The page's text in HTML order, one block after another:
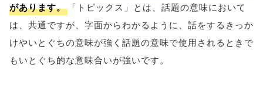
があります。 「トピックス」とは、話題の意味において
は、共通ですが、字面からわかるように、話をするきっか
けやいとぐちの意味が強く話題の意味で使用されるときで
もいとぐち的な意味合いが強いです。